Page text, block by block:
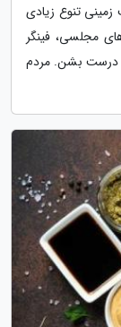
تنوع زیادی
مجلسی، فینگر
درست بشن. مردم